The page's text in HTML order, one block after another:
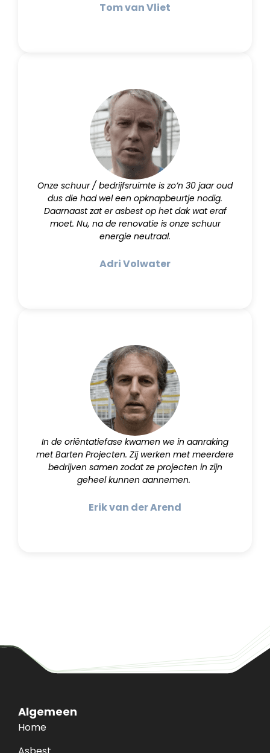
Tom van Vliet
Onze schuur / bedrijfsruimte is zo’n 30 jaar oud
dus die had wel een opknapbeurtje nodig.
Daarnaast zat er asbest op het dak wat eraf
moet. Nu, na de renovatie is onze schuur
energie neutraal.
Adri Volwater
In de oriëntatiefase kwamen we in aanraking
met Barten Projecten. Zij werken met meerdere
bedrijven samen zodat ze projecten in zijn
geheel kunnen aannemen.
Erik van der Arend
Algemeen
Home